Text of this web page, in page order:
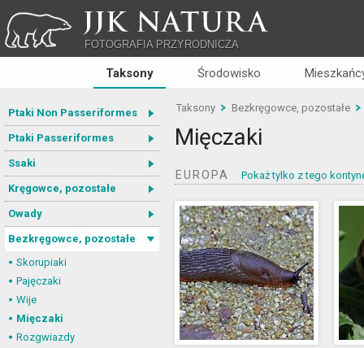
JJK NATURA
FOTOGRAFIA PRZYRODNICZA
Taksony Środowisko
Ptaki Non Passeriformes
Ptaki Passeriformes
Ssaki
Kręgowce, pozostałe
Owady
Bezkręgowce, pozostałe
Skorupiaki
Pajęczaki
Wije
Mięczaki
Rozgwiazdy
Taksony Bezkręgowce, pozostałe
Mięczaki
EUROPA Pokaż tylko z tego